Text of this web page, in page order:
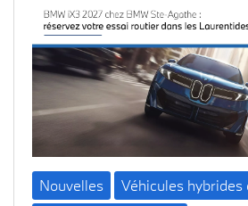
Nouvelles
Véhicules